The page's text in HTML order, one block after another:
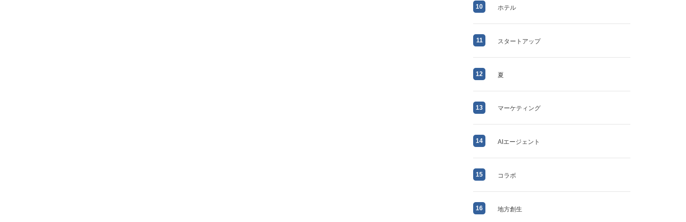
10 ホテル
11 スタートアップ
12 夏
13 マーケティング
14 AIエージェント
15 コラボ
16 地方創生